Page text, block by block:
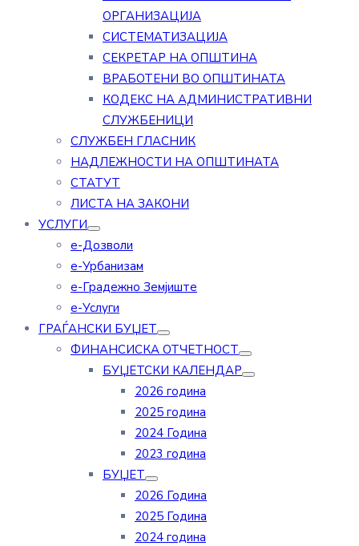
ОРГАНИЗАЦИЈА
СИСТЕМАТИЗАЦИЈА
СЕКРЕТАР НА ОПШТИНА
ВРАБОТЕНИ ВО ОПШТИНАТА
КОДЕКС НА АДМИНИСТРАТИВНИ
СЛУЖБЕНИЦИ
СЛУЖБЕН ГЛАСНИК
НАДЛЕЖНОСТИ НА ОПШТИНАТА
СТАТУТ
ЛИСТА НА ЗАКОНИ
УСЛУГИ
е-Дозволи
е-Урбанизам
е-Градежно Земјиште
е-Услуги
ГРАЃАНСКИ БУЏЕТ
ФИНАНСИСКА ОТЧЕТНОСТ
БУЏЕТСКИ КАЛЕНДАР
2026 година
2025 година
2024 Година
2023 година
БУЏЕТ
2026 Година
2025 Година
2024 година